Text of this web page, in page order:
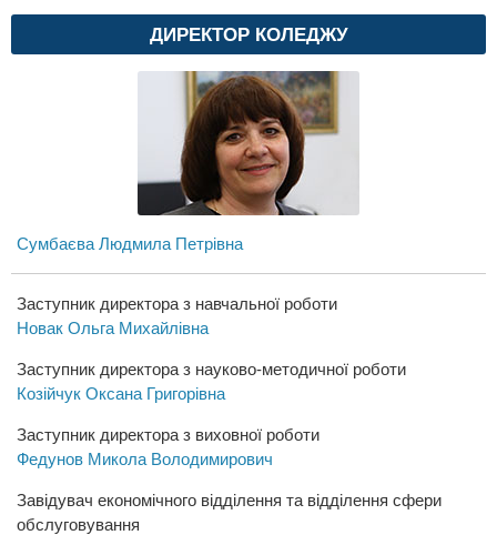
ДИРЕКТОР КОЛЕДЖУ
Сумбаєва Людмила Петрівна
Заступник директора з навчальної роботи
Новак Ольга Михайлівна
Заступник директора з науково-методичної роботи
Козійчук Оксана Григорівна
Заступник директора з виховної роботи
Федунов Микола Володимирович
Завідувач економічного відділення та відділення сфери
обслуговування